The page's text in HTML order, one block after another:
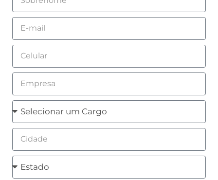
Email
Celular
Empresa
Cargo
Cidade
Estado